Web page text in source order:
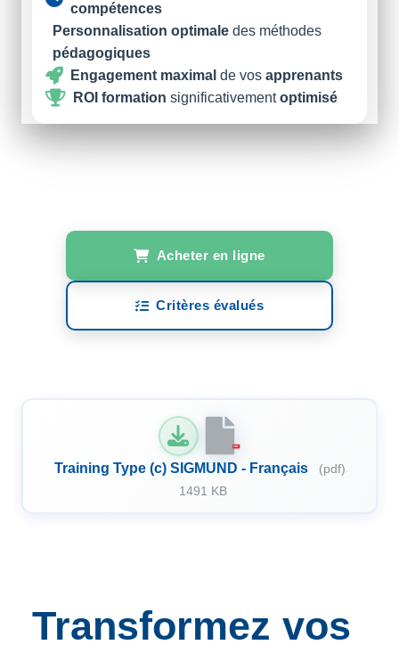
compétences
Personnalisation optimale des méthodes
pédagogiques
Engagement maximal de vos apprenants
ROI formation significativementoptimisé
Acheter en ligne
Critères évalués
PDF
Training Type (c) SIGMUND - Français
(pdf)
1491 KB
Transformez vos